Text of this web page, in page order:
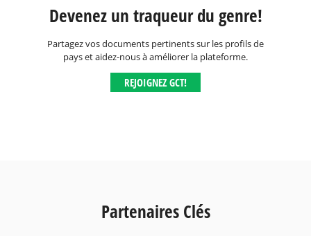
Devenez un traqueur du genre!
Partagez vos documents pertinents sur les profils de
pays et aidez-nous à améliorer la plateforme.
REJOIGNEZ GCT!
Partenaires Clés